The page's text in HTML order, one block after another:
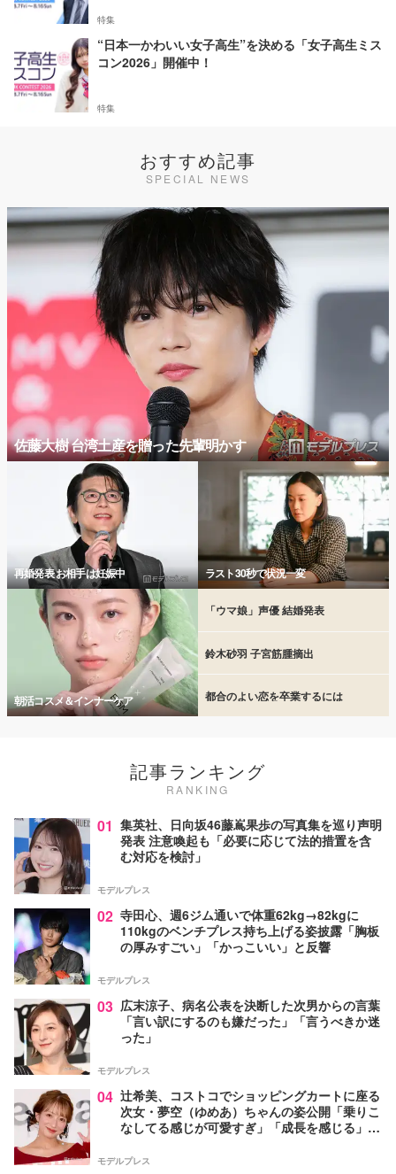
特集
“日本一かわいい女子高生”を決める「女子高生ミス
コン2026」開催中！
特集
おすすめ記事
SPECIAL NEWS
佐藤大樹 台湾土産を贈った先輩明かす
再婚発表 お相手は妊娠中 ラスト30秒で状況一変
朝活コスメ＆インナーケア
「ウマ娘」声優 結婚発表
鈴木砂羽 子宮筋腫摘出
都合のよい恋を卒業するには
記事ランキング
RANKING
01 集英社、日向坂46藤嶌果歩の写真集を巡り声明
発表 注意喚起も「必要に応じて法的措置を含
む対応を検討」
モデルプレス
02 寺田心、週6ジム通いで体重62kg→82kgに
110kgのベンチプレス持ち上げる姿披露「胸板
の厚みすごい」「かっこいい」と反響
モデルプレス
03 広末涼子、病名公表を決断した次男からの言葉
「言い訳にするのも嫌だった」「言うべきか迷
った」
モデルプレス
04 辻希美、コストコでショッピングカートに座る
次女・夢空（ゆめあ）ちゃんの姿公開「乗りこ
なしてる感じが可愛すぎ」「成長を感じる」の
モデルプレス